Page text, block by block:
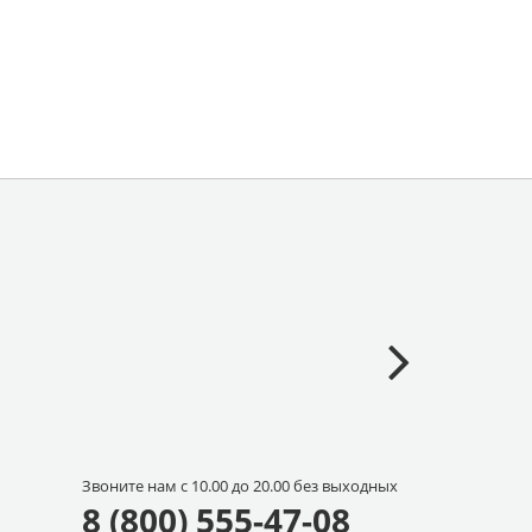
Звоните нам с 10.00 до 20.00 без выходных
8 (800) 555-47-08